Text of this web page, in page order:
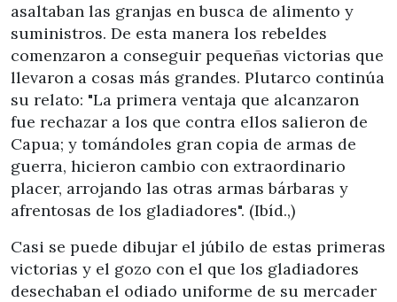
asaltaban las granjas en busca de alimento y
suministros. De esta manera los rebeldes
comenzaron a conseguir pequeñas victorias que
llevaron a cosas más grandes. Plutarco continúa
su relato: "La primera ventaja que alcanzaron
fue rechazar a los que contra ellos salieron de
Capua; y tomándoles gran copia de armas de
guerra, hicieron cambio con extraordinario
placer, arrojando las otras armas bárbaras y
afrentosas de los gladiadores". (Ibíd.,)
Casi se puede dibujar el júbilo de estas primeras
victorias y el gozo con el que los gladiadores
desechaban el odiado uniforme de su mercader